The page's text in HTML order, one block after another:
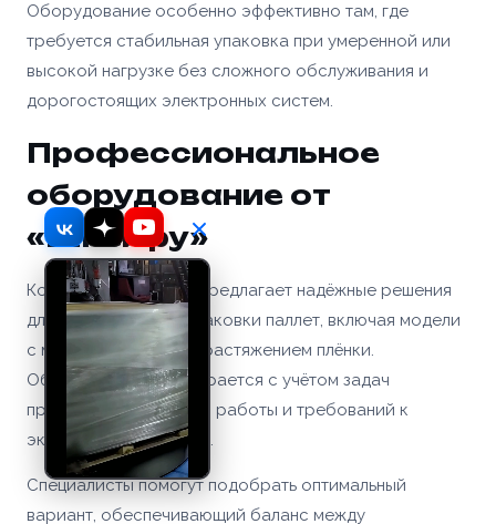
Оборудование особенно эффективно там, где
требуется стабильная упаковка при умеренной или
высокой нагрузке без сложного обслуживания и
дорогостоящих электронных систем.
Профессиональное
оборудование от
«Шнек.ру»
Компания «Шнек.ру» предлагает надёжные решения
для автоматизации упаковки паллет, включая модели
с механическим предрастяжением плёнки.
Оборудование подбирается с учётом задач
предприятия, объёмов работы и требований к
экономии материалов.
Специалисты помогут подобрать оптимальный
вариант, обеспечивающий баланс между